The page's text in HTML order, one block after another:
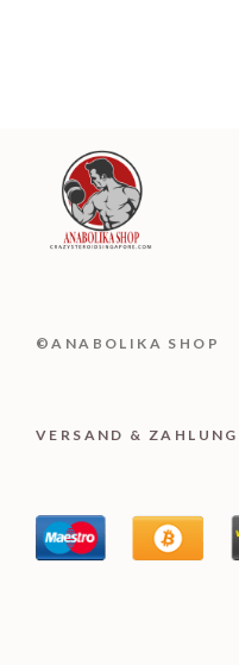
©ANABOLIKA SHOP
VERSAND & ZAHLUNG